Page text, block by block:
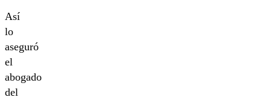
Así
lo
aseguró
el
abogado
del